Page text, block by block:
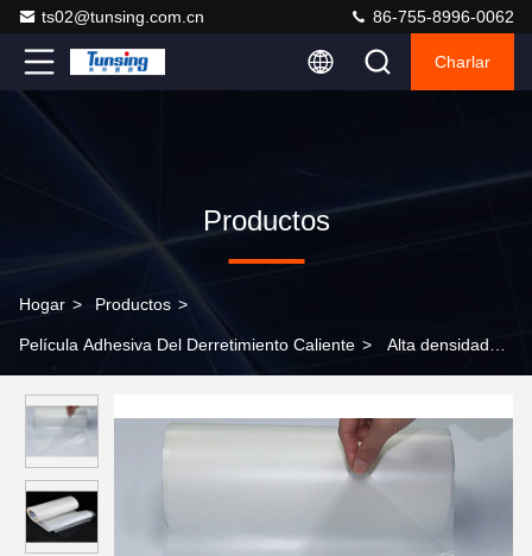
ts02@tunsing.com.cn 86-755-8996-0062
Charlar
Productos
Hogar > Productos >
Película Adhesiva Del Derretimiento Caliente > Alta densidad
del Eaa de la adherencia excelente para los zapatos